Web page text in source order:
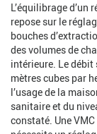
L’équilibrage d’un
repose sur le
bouches
des volumes de
intérieure. Le débit
mètres cubes par
l’usage de la
sanitaire et du
constaté. Une